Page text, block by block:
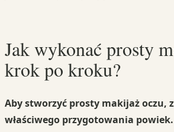
Jak wykonać prosty
krok po kroku?
Aby stworzyć prosty makijaż oczu,
właściwego przygotowania powiek.